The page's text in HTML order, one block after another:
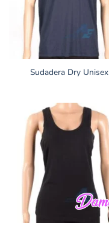
Sudadera Dry Unisex